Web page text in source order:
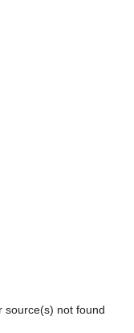
source(s) not found